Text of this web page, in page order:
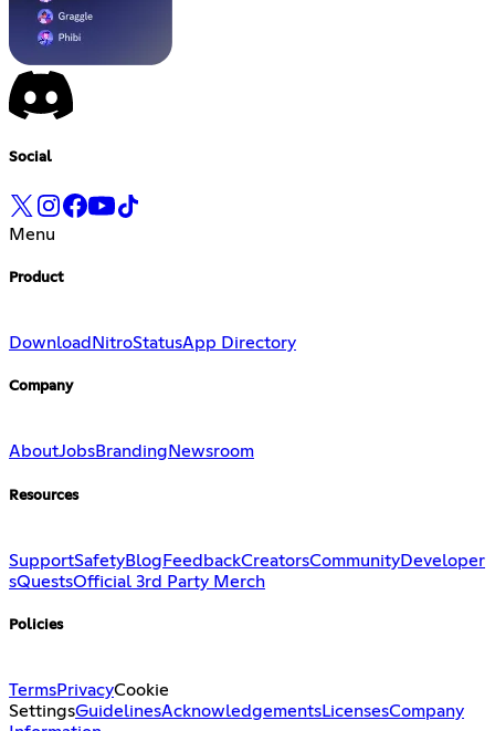
Social
Menu
Product
Download NitroStatusApp Directory
Company
AboutJobsBranding Newsroom
Resources
SupportSafetyBlog FeedbackCreatorsCommunityDeveloper
sQuestsOfficial 3rd Party Merch
Policies
TermsPrivacyCookie
SettingsGuidelinesAcknowledgementsLicensesCompany